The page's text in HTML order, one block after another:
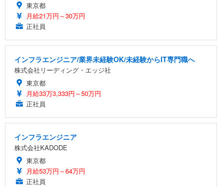
東京都
月給21万円～30万円
正社員
インフラエンジニア/業界未経験OK/未経験からIT専門職へ
株式会社リーディング・エッジ社
東京都
月給33万3,333円～50万円
正社員
インフラエンジニア
株式会社KADODE
東京都
月給53万円～64万円
正社員